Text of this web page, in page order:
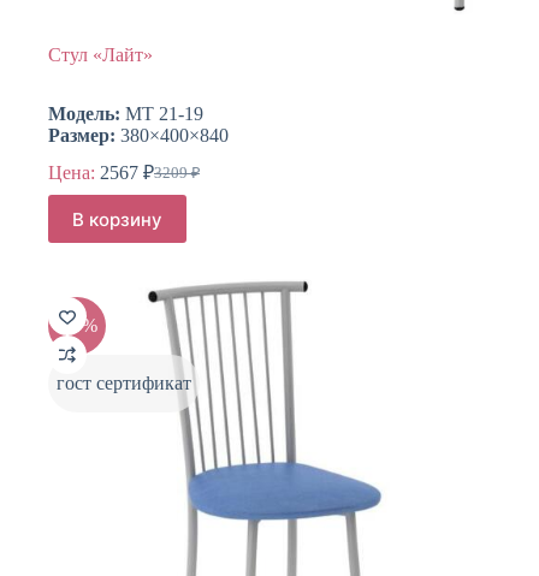
Стул «Лайт»
Модель: МТ 21-19
Размер: 380×400×840
Цена:
3209₽
Первоначальная
цена
составляла
3209 ₽.
2567 ₽Текущая
цена:
2567 ₽.
В корзину
-20%
гост сертификат